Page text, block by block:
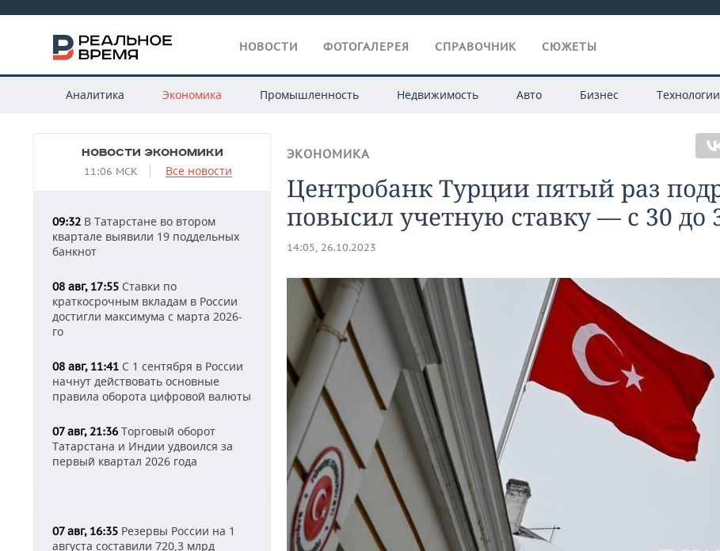
НОВОСТИ ФОТОГАЛЕРЕЯ СПРАВОЧНИК СЮЖЕТЫ
Аналитика Экономика Промышленность Недвижимость Авто Бизнес Технологии
НОВОСТИ ЭКОНОМИКИ
11:06 МСК Все новости
09:32 В Татарстане во втором
квартале выявили 19 поддельных
банкнот
08 авг, 17:55 Ставки по
краткосрочным вкладам в России
достигли максимума с марта 2026-
го
08 авг, 11:41 С 1 сентября в России
начнут действовать основные
правила оборота цифровой валюты
07 авг, 21:36 Торговый оборот
Татарстана и Индии удвоился за
первый квартал 2026 года
07 авг, 16:35 Резервы России на 1
августа составили 720,3 млрд
ЭКОНОМИКА
Центробанк Турции пятый раз
повысил учетную ставку — с 30 до
14:05, 26.10.2023